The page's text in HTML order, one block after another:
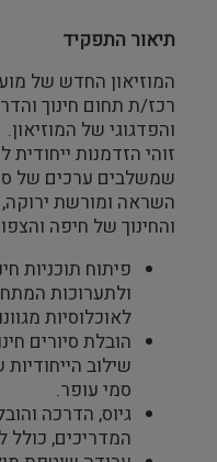
תיאור התפקיד
המוזיאון החדש של
רכז/ת תחום חינוך
והפדגוגי של המוזיאון.
זוהי הזדמנות ייחודית
שמשלבים ערכים של
השראה ומורשת
והחינוך של חיפה
פיתוח תוכניות
ולתערוכות
לאוכלוסיות
הובלת סיורים
שילוב
סמי עופר.
גיוס, הדרכה
המדריכים, כולל